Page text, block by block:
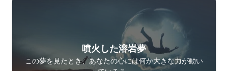
噴火した溶岩夢
この夢を見たとき、あなたの心には何か大きな力が動い